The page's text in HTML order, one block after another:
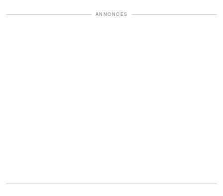
ANNONCES